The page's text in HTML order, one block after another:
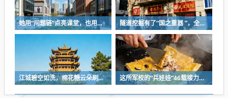
她用“问题链”点亮课堂，也用一份耐心等来孩子成长 隧道挖掘有了“国之重器 ”，全球首台掘爆机在武汉下线
江城碧空如洗，棉花糖云朵刷屏蓝天 这所军校的“兵娃娃”46载接力，守护盲人宿舍